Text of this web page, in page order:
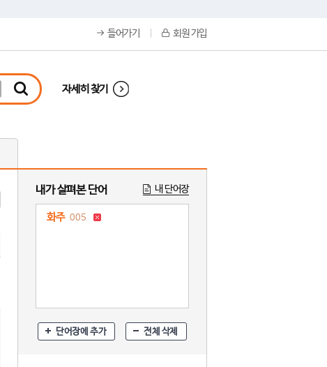
들어가기 회원 가입
자세히 찾기
내가 살펴본 단어 내 단어장
화주 005
단어장에 추가 전체 삭제